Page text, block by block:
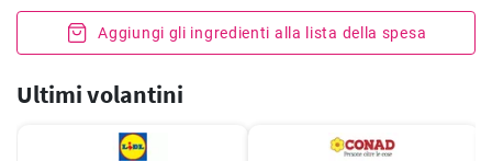
Aggiungi gli ingredienti alla lista della spesa
Ultimi volantini